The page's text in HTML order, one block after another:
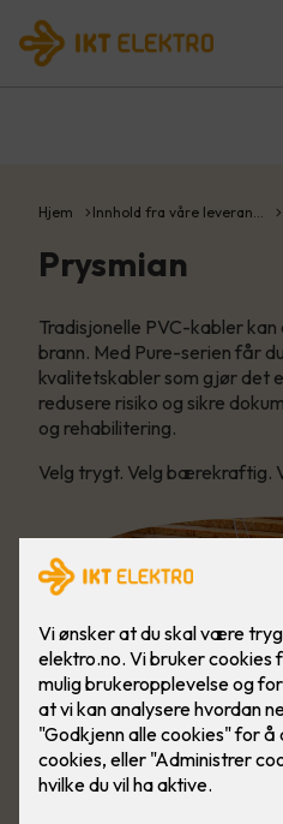
Hjem Innhold fra våre leveran…
Prysmian
Tradisjonelle PVC-kabler
brann. Med Pure-serien får
kvalitetskabler som gjør det
redusere risiko og sikre
og rehabilitering.
Velg trygt. Velg bærekraftig.